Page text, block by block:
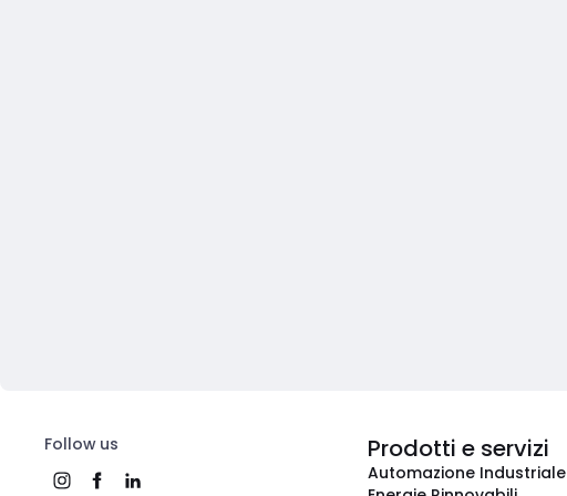
Follow us Prodotti e servizi
Automazione Industriale